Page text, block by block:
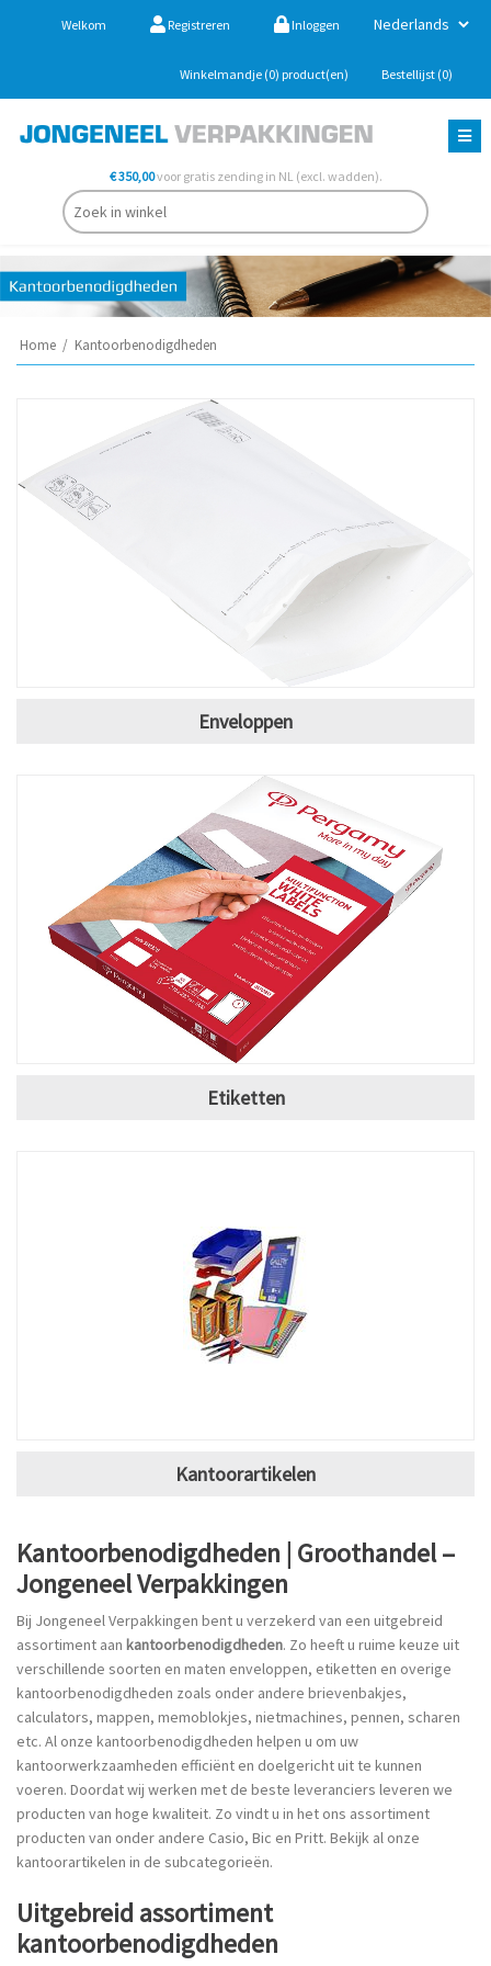
Welkom Registreren Inloggen
Winkelmandje (0) product(en) Bestellijst (0)
€ 350,00voor gratis zending in NL (excl. wadden).
Home / Kantoorbenodigdheden
Enveloppen
Etiketten
Kantoorartikelen
Kantoorbenodigdheden | Groothandel –
Jongeneel Verpakkingen
Bij Jongeneel Verpakkingen bent u verzekerd van een uitgebreid
assortiment aan kantoorbenodigdheden. Zo heeft u ruime keuze uit
verschillende soorten en maten enveloppen, etiketten en overige
kantoorbenodigdheden zoals onder andere brievenbakjes,
calculators, mappen, memoblokjes, nietmachines, pennen, scharen
etc. Al onze kantoorbenodigdheden helpen u om uw
kantoorwerkzaamheden efficiënt en doelgericht uit te kunnen
voeren. Doordat wij werken met de beste leveranciers leveren we
producten van hoge kwaliteit. Zo vindt u in het ons assortiment
producten van onder andere Casio, Bic en Pritt. Bekijk al onze
kantoorartikelen in de subcategorieën.
Uitgebreid assortiment
kantoorbenodigdheden